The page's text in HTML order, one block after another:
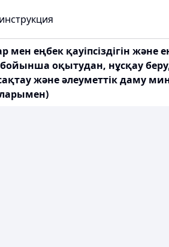
еңбек қауіпсіздігін және
бойынша оқытудан, нұсқау
және әлеуметтік даму